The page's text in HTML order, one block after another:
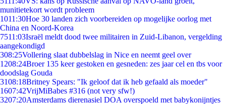
munitietekort wordt probleem
1011:30Hoe 30 landen zich voorbereiden op mogelijke oorlog met
China en Noord-Korea
7511:03Israël meldt dood twee militairen in Zuid-Libanon, vergelding
aangekondigd
308:25Vollering slaat dubbelslag in Nice en neemt geel over
1208:24Broer 135 keer gestoken en gesneden: zes jaar cel en tbs voor
doodslag Gouda
3108:18Britney Spears: "Ik geloof dat ik heb gefaald als moeder"
1607:42VrijMiBabes #316 (not very sfw!)
3207:20Amsterdams dierenasiel DOA overspoeld met babykonijntjes